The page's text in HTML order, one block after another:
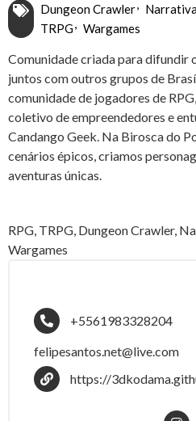
Dungeon Crawler
TRPG
Wargames
Comunidade criada para difundir
juntos com outros grupos de
comunidade de jogadores de
coletivo de empreendedores e
Candango Geek. Na Birosca do
cenários épicos, criamos
aventuras únicas.
RPG, TRPG, Dungeon Crawler,
Wargames
+5561983328204
felipesantos.net@live.com
https://